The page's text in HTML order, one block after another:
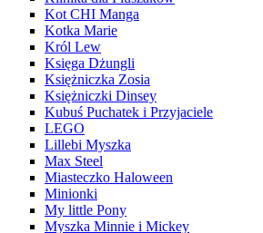
Kot CHI Manga
Kotka Marie
Król Lew
Księga Dżungli
Księżniczka Zosia
Księżniczki Dinsey
Kubuś Puchatek i Przyjaciele
LEGO
Lillebi Myszka
Max Steel
Miasteczko Haloween
Minionki
My little Pony
Myszka Minnie i Mickey